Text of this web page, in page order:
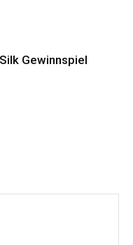
Gewinnspiel